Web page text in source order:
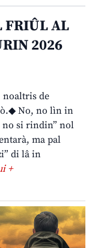
FRIÛL AL
2026
noaltris de
No, no lìn in
no si rindin” nol
ma pal
di lâ in
+